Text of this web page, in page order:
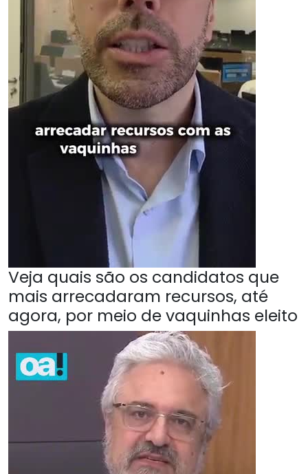
Veja quais são os candidatos que
mais arrecadaram recursos, até
agora, por meio de vaquinhas eleito